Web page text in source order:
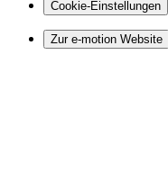
Cookie-Einstellungen
Zur e-motion Website